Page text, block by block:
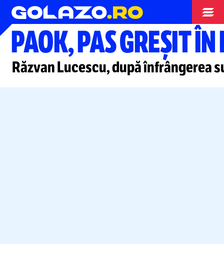
Europa League
PAOK, PAS GREȘIT
Răzvan Lucescu, după înfrângerea